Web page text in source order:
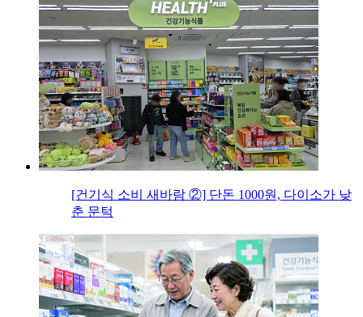
[건기식 소비 새바람 ②] 단돈 1000원, 다이소가 낮
춘 문턱